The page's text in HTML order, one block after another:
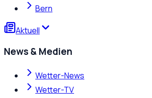
Bern
Aktuell
News & Medien
Wetter-News
Wetter-TV